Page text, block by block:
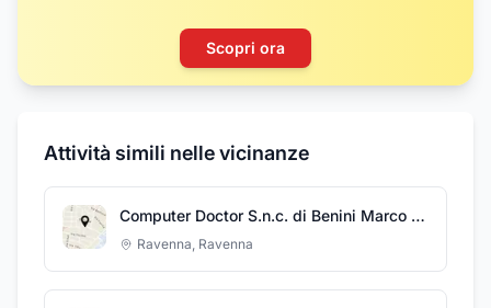
Scopri ora
Attività simili nelle vicinanze
Computer Doctor S.n.c. di Benini Marco Alieto & C.
Ravenna, Ravenna